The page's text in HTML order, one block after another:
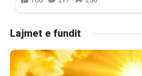
Lajmet e fundit